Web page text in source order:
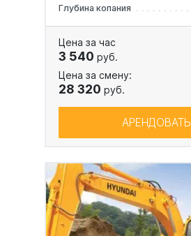
Глубина копания
Цена за час
3 540 руб.
Цена за смену:
28 320 руб.
АРЕНДОВАТЬ